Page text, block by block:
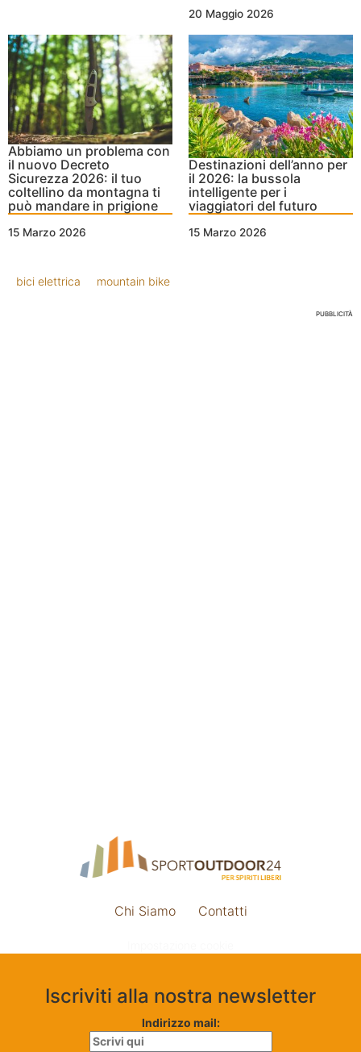
20 Maggio 2026
Abbiamo un problema con
il nuovo Decreto
Sicurezza 2026: il tuo
coltellino da montagna ti
può mandare in prigione
15 Marzo 2026
Destinazioni dell’anno per
il 2026: la bussola
intelligente per i
viaggiatori del futuro
15 Marzo 2026
bici elettrica mountain bike
PUBBLICITÀ
Chi Siamo Contatti
Iscriviti alla nostra newsletter
Indirizzo mail: